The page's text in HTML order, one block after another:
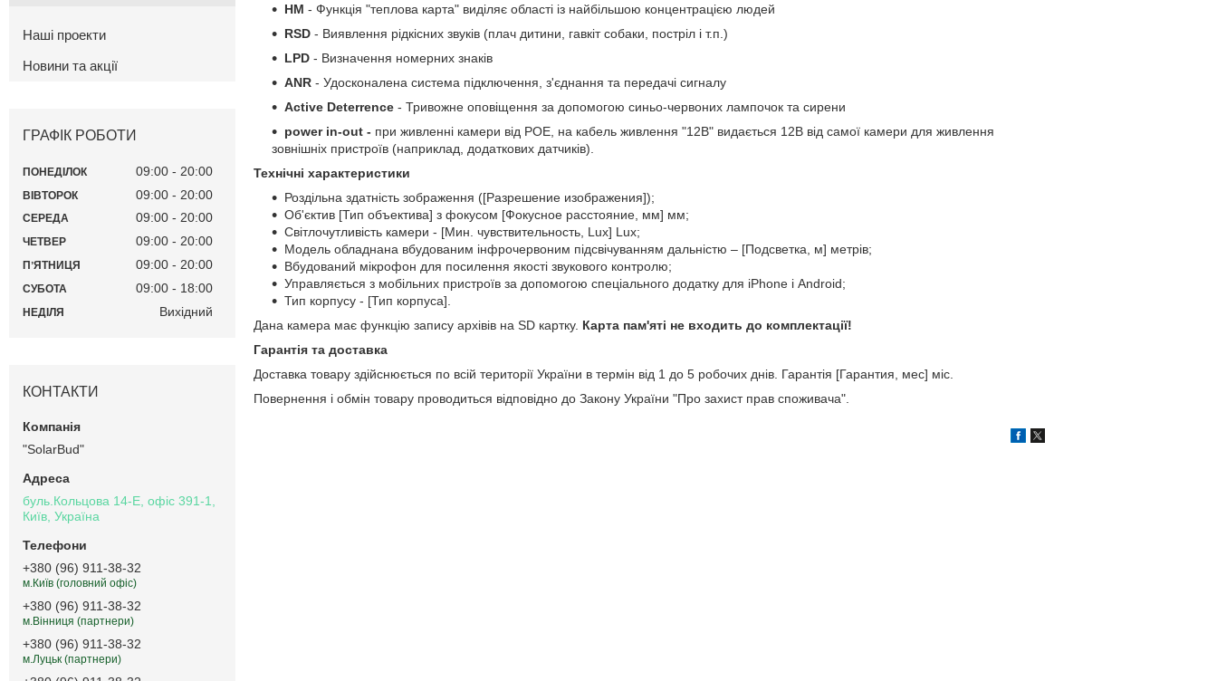
HM - Функція "теплова карта" виділяє області із найбільшою концентрацією людей
RSD - Виявлення рідкісних звуків (плач дитини, гавкіт собаки, постріл і т.п.)
LPD - Визначення номерних знаків
ANR - Удосконалена система підключення, з'єднання та передачі сигналу
Active Deterrence - Тривожне оповіщення за допомогою синьо-червоних лампочок та сирени
power in-out - при живленні камери від POE, на кабель живлення "12В" видається 12В від самої камери для живлення
зовнішніх пристроїв (наприклад, додаткових датчиків).
Технічні характеристики
Роздільна здатність зображення ([Разрешение изображения]);
Об'єктив [Тип объектива] з фокусом [Фокусное расстояние, мм] мм;
Світлочутливість камери - [Мин. чувствительность, Lux] Lux;
Модель обладнана вбудованим інфрочервоним підсвічуванням дальністю – [Подсветка, м] метрів;
Вбудований мікрофон для посилення якості звукового контролю;
Управляється з мобільних пристроїв за допомогою спеціального додатку для iPhone і Android;
Тип корпусу - [Тип корпуса].
Дана камера має функцію запису архівів на SD картку. Карта пам'яті не входить до комплектації!
Гарантія та доставка
Доставка товару здійснюється по всій території України в термін від 1 до 5 робочих днів. Гарантія [Гарантия, мес] міс.
Повернення і обмін товару проводиться відповідно до Закону України "Про захист прав споживача".
Наші проекти
Новини та акції
ГРАФІК РОБОТИ
ПОНЕДІЛОК 09:00 20:00
ВІВТОРОК 09:00 20:00
СЕРЕДА 09:00 20:00
ЧЕТВЕР 09:00 20:00
ПʼЯТНИЦЯ 09:00 20:00
СУБОТА 09:00 18:00
НЕДІЛЯ Вихідний
КОНТАКТИ
"SolarBud"
буль.Кольцова 14-Е, офіс 391-1,
Київ, Україна
+380 (96) 911-38-32
м.Київ (головний офіс)
+380 (96) 911-38-32
м.Вінниця (партнери)
+380 (96) 911-38-32
м.Луцьк (партнери)